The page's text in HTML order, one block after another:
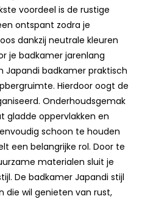
verschillende voordelen
voordeel is de rustige
ontspant zodra je
dankzij neutrale kleuren
je badkamer jarenlang
Japandi badkamer praktisch
Hierdoor oogt de
Onderhoudsgemak
gladde oppervlakken en
schoon te houden
een belangrijke rol. Door te
materialen sluit je
De badkamer Japandi stijl